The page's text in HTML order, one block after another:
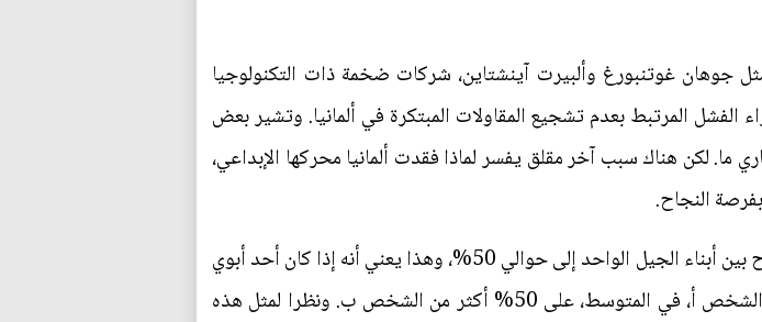
جوهان غوتنبورغ وألبيرت آينشتاين، شركات ضخمة ذات التكنولوجيا
الفشل المرتبط بعدم تشجيع المقاولات المبتكرة في ألمانيا. وتشير بعض
ما. لكن هناك سبب آخر مقلق يفسر لماذا فقدت ألمانيا محركها الإبداعي،
النجاح.
وحسب منظمة التعاون الاقتصادي والتنمية، وصل مستوى مرونة الأرباح بين أبناء الجيل الواحد إلى حوالي 50%، وهذا يعني أنه إذا كان أحد أبوي
الشخص أ يجني ضعف ما يتقاضاه أحد أبوي الشخص ب، سيحصل الشخص أ، في المتوسط، على 50% أكثر من الشخص ب. ونظرا لمثل هذه